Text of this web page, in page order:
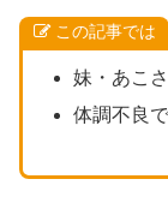
この記事では
妹・あこ
体調不良